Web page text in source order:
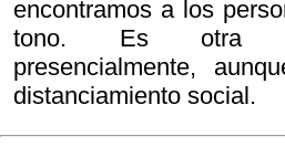
encontramos a los
tono. Es otra
presencialmente,
distanciamiento social.